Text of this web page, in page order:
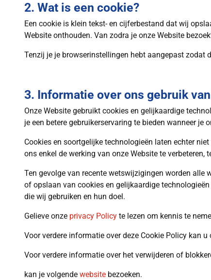
2. Wat is een cookie?
Een cookie is klein tekst- en cijferbestand dat wij
Website onthouden. Van zodra je onze Website
Tenzij je je browserinstellingen hebt aangepast zodat
3. Informatie over ons gebruik
Onze Website gebruikt cookies en gelijkaardige
je een betere gebruikerservaring te bieden wanneer
Cookies en soortgelijke technologieën laten echter
ons enkel de werking van onze Website te
Ten gevolge van recente wetswijzigingen worden alle
of opslaan van cookies en gelijkaardige
die wij gebruiken en hun doel.
Gelieve onze privacy Policy te lezen om kennis te
Voor verdere informatie over deze Cookie Policy kan
Voor verdere informatie over het verwijderen of
kan je volgende website bezoeken.